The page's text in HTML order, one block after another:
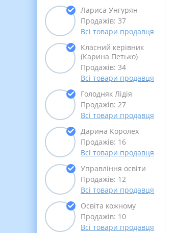
Лариса Унгурян
Продажів: 37
Всі товари продавця
Класний керівник
(Карина Петько)
Продажів: 34
Всі товари продавця
Голодняк Лідія
Продажів: 27
Всі товари продавця
Дарина Королех
Продажів: 16
Всі товари продавця
Управління освіти
Продажів: 12
Всі товари продавця
Освіта кожному
Продажів: 10
Всі товари продавця